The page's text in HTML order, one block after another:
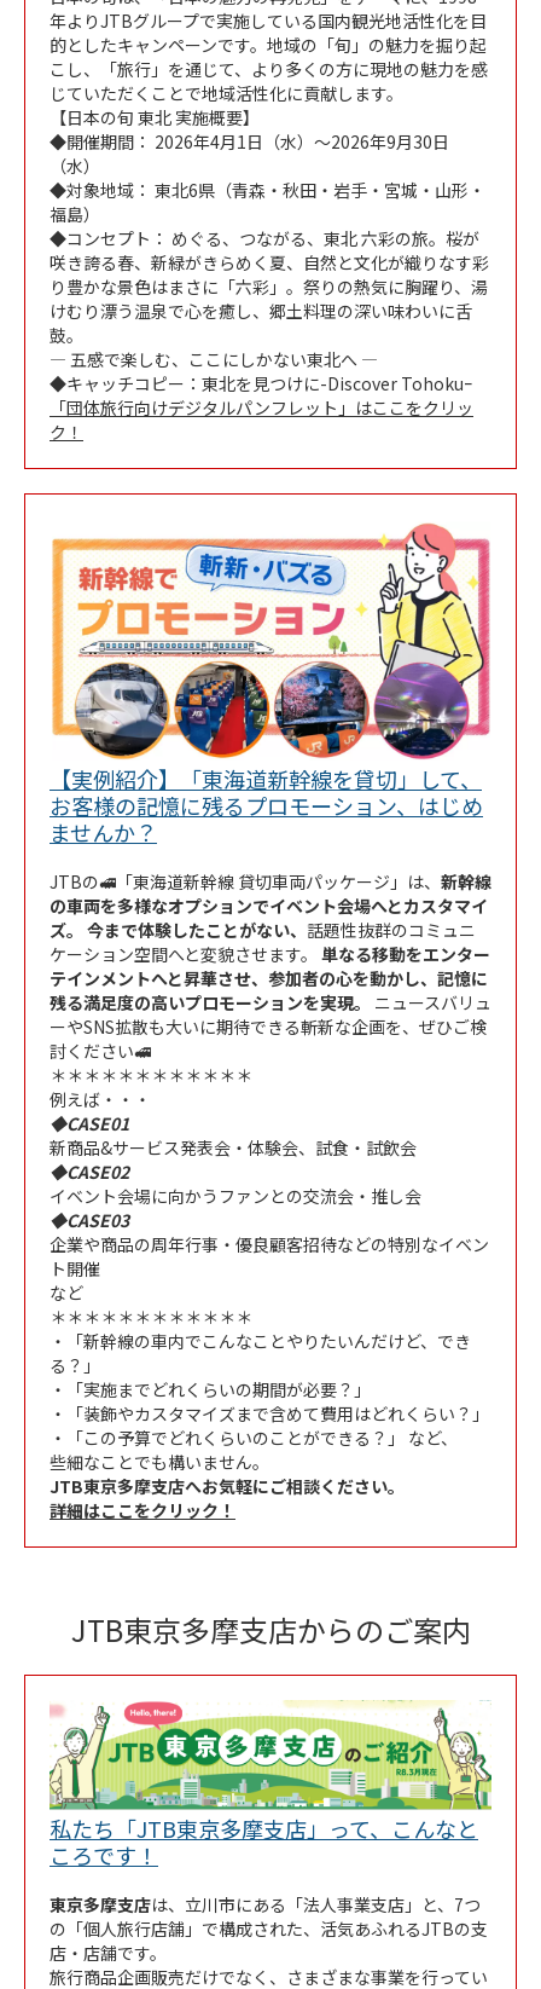
年よりJTBグループで実施している国内観光地活性化を目
的としたキャンペーンです。地域の「旬」の魅力を掘り起
こし、「旅行」を通じて、より多くの方に現地の魅力を感
じていただくことで地域活性化に貢献します。
【日本の旬 東北 実施概要】
◆開催期間： 2026年4月1日（水）～2026年9月30日
（水）
◆対象地域： 東北6県（青森・秋田・岩手・宮城・山形・
福島）
◆コンセプト： めぐる、つながる、東北 六彩の旅。桜が
咲き誇る春、新緑がきらめく夏、自然と文化が織りなす彩
り豊かな景色はまさに「六彩」。祭りの熱気に胸躍り、湯
けむり漂う温泉で心を癒し、郷土料理の深い味わいに舌
鼓。
― 五感で楽しむ、ここにしかない東北へ ―
◆キャッチコピー：東北を見つけに-Discover Tohokuｰ
「団体旅行向けデジタルパンフレット」はここをクリッ
ク！
【実例紹介】「東海道新幹線を貸切」して、
お客様の記憶に残るプロモーション、はじめ
ませんか？
JTBの🚅「東海道新幹線 貸切車両パッケージ」は、 新幹線
の車両を多様なオプションでイベント会場へとカスタマイ
ズ。 今まで体験したことがない、 話題性抜群のコミュニ
ケーション空間へと変貌させます。 単なる移動をエンター
テインメントへと昇華させ、参加者の心を動かし、 記憶に
残る満足度の高いプロモーションを実現。
ニュースバリュ
ーやSNS拡散も大いに期待できる斬新な企画を、ぜひご検
討ください🚅
＊＊＊＊＊＊＊＊＊＊＊＊
例えば・・・
◆CASE01
新商品&サービス発表会・体験会、試食・試飲会
◆CASE02
イベント会場に向かうファンとの交流会・推し会
◆CASE03
企業や商品の周年行事・優良顧客招待などの特別なイベン
ト開催
など
＊＊＊＊＊＊＊＊＊＊＊＊
・「新幹線の車内でこんなことやりたいんだけど、でき
る？」
・「実施までどれくらいの期間が必要？」
・「装飾やカスタマイズまで含めて費用はどれくらい？」
・「この予算でどれくらいのことができる？」 など、
些細なことでも構いません。
JTB東京多摩支店へお気軽にご相談ください。
詳細はここをクリック！
JTB東京多摩支店からのご案内
私たち「JTB東京多摩支店」って、こんなと
ころです！
東京多摩支店は、立川市にある「法人事業支店」と、7つ
の「個人旅行店舗」で構成された、活気あふれるJTBの支
店・店舗です。
旅行商品企画販売だけでなく、さまざまな事業を行ってい